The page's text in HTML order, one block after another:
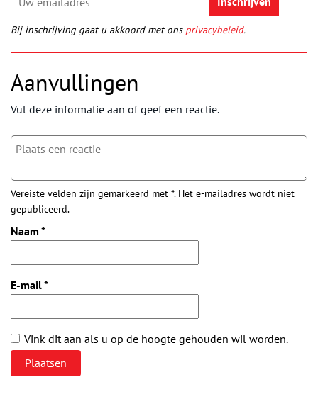
Bij inschrijving gaat u akkoord met ons privacybeleid.
Aanvullingen
Vul deze informatie aan of geef een reactie.
Vereiste velden zijn gemarkeerd met *. Het e-mailadres wordt niet
gepubliceerd.
Naam *
E-mail*
Vink dit aan als u op de hoogte gehouden wil worden.